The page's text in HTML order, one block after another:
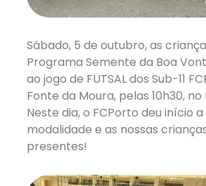
Sábado, 5 de outubro, as
Programa Semente da Boa
ao jogo de FUTSAL dos Sub-11
Fonte da Moura, pelas 10h30,
Neste dia, o FCPorto deu início
modalidade e as nossas
presentes!